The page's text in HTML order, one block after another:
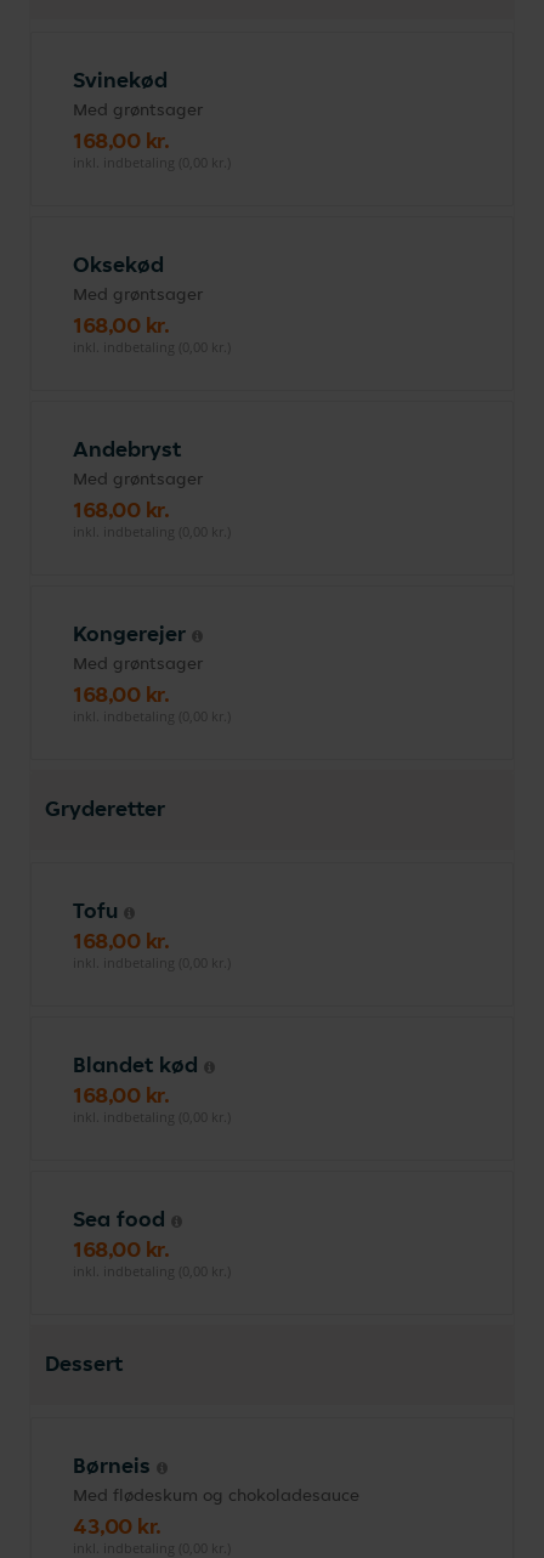
Svinekød
Med grøntsager
168,00 kr.
inkl. indbetaling (0,00 kr.)
Oksekød
Med grøntsager
168,00 kr.
inkl. indbetaling (0,00 kr.)
Andebryst
Med grøntsager
168,00 kr.
inkl. indbetaling (0,00 kr.)
Kongerejer
Med grøntsager
168,00 kr.
inkl. indbetaling (0,00 kr.)
Gryderetter
Tofu
168,00 kr.
inkl. indbetaling (0,00 kr.)
Blandet kød
168,00 kr.
inkl. indbetaling (0,00 kr.)
Sea food
168,00 kr.
inkl. indbetaling (0,00 kr.)
Dessert
Børneis
Med flødeskum og chokoladesauce
43,00 kr.
inkl. indbetaling (0,00 kr.)